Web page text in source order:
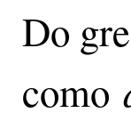
Do
como